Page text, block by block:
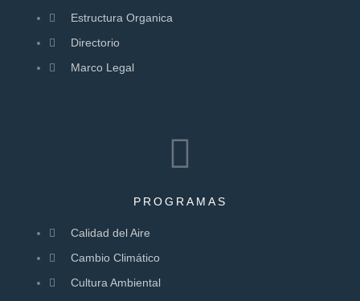
Estructura Organica
Directorio
Marco Legal
PROGRAMAS
Calidad del Aire
Cambio Climático
Cultura Ambiental